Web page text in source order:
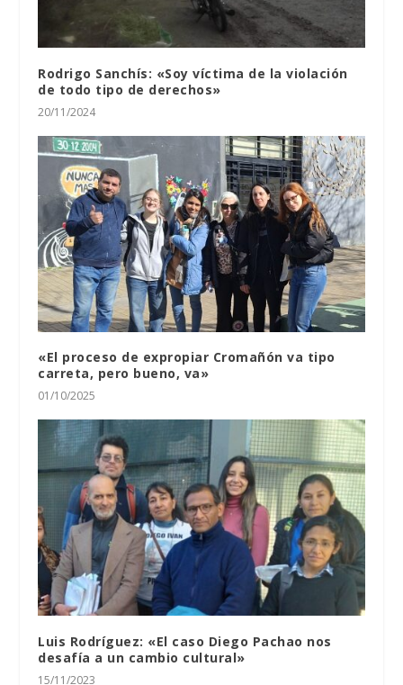
Rodrigo Sanchís: «Soy víctima de la violación
de todo tipo de derechos»
20/11/2024
«El proceso de expropiar Cromañón va tipo
carreta, pero bueno, va»
01/10/2025
Luis Rodríguez: «El caso Diego Pachao nos
desafía a un cambio cultural»
15/11/2023